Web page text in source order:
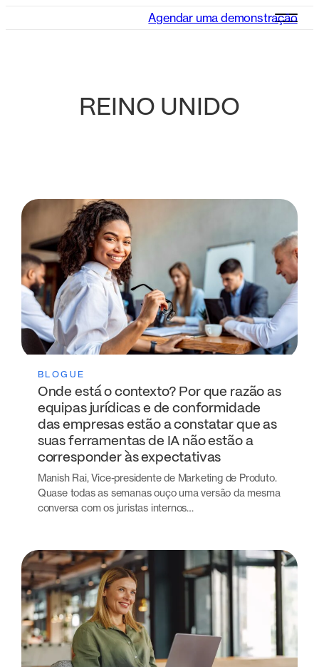
Agendar uma demonstração
REINO UNIDO
BLOGUE
Onde está o contexto? Por que razão as
equipas jurídicas e de conformidade
das empresas estão a constatar que as
suas ferramentas de IA não estão a
corresponder às expectativas
Manish Rai, Vice-presidente de Marketing de Produto.
Quase todas as semanas ouço uma versão da mesma
conversa com os juristas internos…